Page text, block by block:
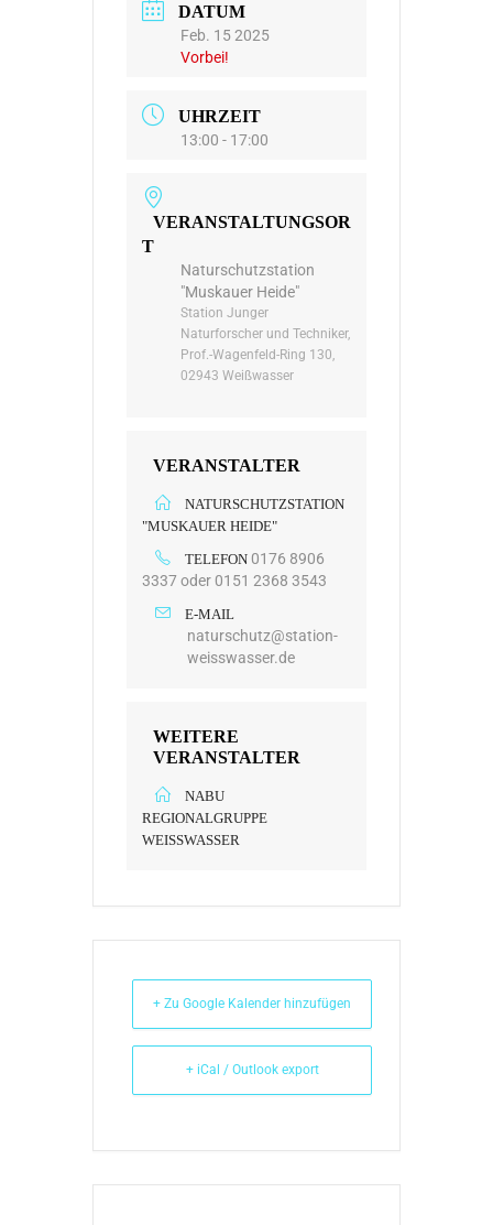
DATUM
Feb. 15 2025
Vorbei!
UHRZEIT
13:00 - 17:00
VERANSTALTUNGSOR
T
Naturschutzstation
"Muskauer Heide"
Station Junger
Naturforscher und Techniker,
Prof.-Wagenfeld-Ring 130,
02943 Weißwasser
VERANSTALTER
NATURSCHUTZSTATION
"MUSKAUER HEIDE"
TELEFON 0176 8906
3337 oder 0151 2368 3543
E-MAIL
naturschutz@station-
weisswasser.de
WEITERE
VERANSTALTER
NABU
REGIONALGRUPPE
WEISSWASSER
+ Zu Google Kalender hinzufügen
+ iCal / Outlook export